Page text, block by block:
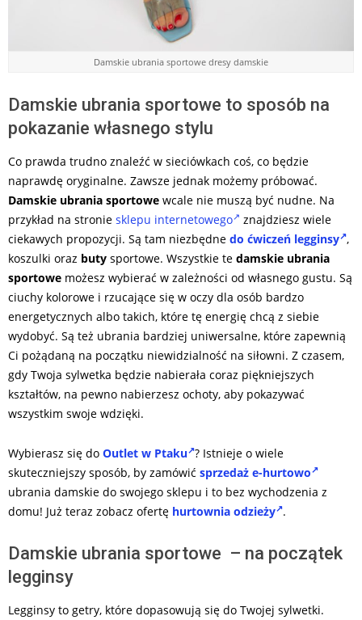
Damskie ubrania sportowe dresy damskie
Damskie ubrania sportowe to sposób na
pokazanie własnego stylu
Co prawda trudno znaleźć w sieciówkach coś, co będzie
naprawdę oryginalne. Zawsze jednak możemy próbować.
Damskie ubrania sportowe wcale nie muszą być nudne. Na
przykład na stronie sklepu internetowego
znajdziesz wiele
ciekawych propozycji. Są tam niezbędne do ćwiczeń legginsy ,
koszulki oraz buty sportowe. Wszystkie te damskie ubrania
sportowe możesz wybierać w zależności od własnego gustu. Są
ciuchy kolorowe i rzucające się w oczy dla osób bardzo
energetycznych albo takich, które tę energię chcą z siebie
wydobyć. Są też ubrania bardziej uniwersalne, które zapewnią
Ci pożądaną na początku niewidzialność na siłowni. Z czasem,
gdy Twoja sylwetka będzie nabierała coraz piękniejszych
kształtów, na pewno nabierzesz ochoty, aby pokazywać
wszystkim swoje wdzięki.
Wybierasz się do Outlet w Ptaku ? Istnieje o wiele
skuteczniejszy sposób, by zamówić sprzedaż e-hurtowo
ubrania damskie do swojego sklepu i to bez wychodzenia z
domu! Już teraz zobacz ofertę hurtownia odzieży .
Damskie ubrania sportowe – na początek
legginsy
Legginsy to getry, które dopasowują się do Twojej sylwetki.